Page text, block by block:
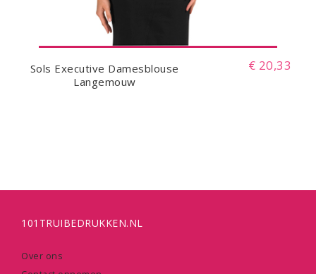
Sols Executive Damesblouse
Langemouw
€ 20,33
101TRUIBEDRUKKEN.NL
Over ons